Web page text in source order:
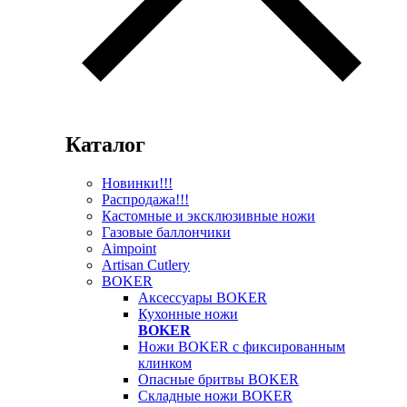
Каталог
Новинки!!!
Распродажа!!!
Кастомные и эксклюзивные ножи
Газовые баллончики
Aimpoint
Artisan Cutlery
BOKER
Аксессуары BOKER
Кухонные ножи
BOKER
Ножи BOKER с фиксированным
клинком
Опасные бритвы BOKER
Складные ножи BOKER